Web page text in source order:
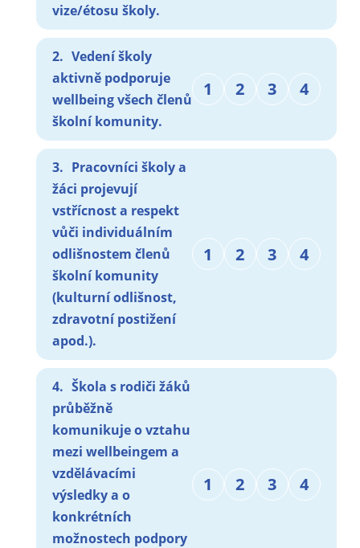
vize/étosu školy.
2. Vedení školy
aktivně podporuje
wellbeing všech členů
školní komunity.
1 2 3 4
3. Pracovníci školy a
žáci projevují
vstřícnost a respekt
vůči individuálním
odlišnostem členů
školní komunity
(kulturní odlišnost,
zdravotní postižení
apod.).
1 2 3 4
4. Škola s rodiči žáků
průběžně
komunikuje o vztahu
mezi wellbeingem a
vzdělávacími
výsledky a o
konkrétních
možnostech podpory
1 2 3 4